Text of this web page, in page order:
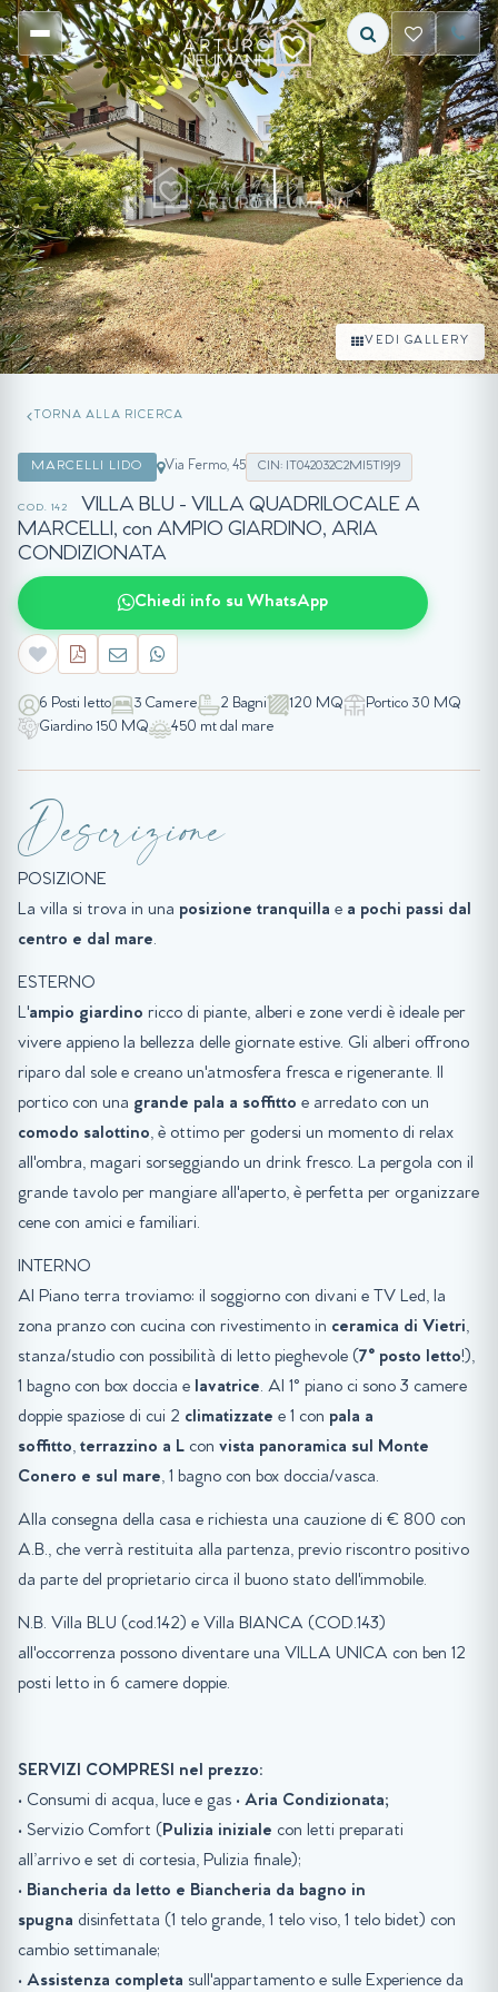
VEDI GALLERY
TORNA ALLA RICERCA
MARCELLI LIDO Via Fermo, 45 CIN: IT042032C2MI5TI9J9
COD. 142
VILLA BLU - VILLA QUADRILOCALE A
MARCELLI, con AMPIO GIARDINO, ARIA
CONDIZIONATA
Chiedi info su WhatsApp
6 Posti letto 3 Camere 2 Bagni 120 MQ
Portico 30 MQ
Giardino 150 MQ
450 mt dal mare
Descrizione
POSIZIONE
La villa si trova in una posizione tranquilla e a pochi passi dal
centro e dal mare.
ESTERNO
L'ampio giardino ricco di piante, alberi e zone verdi è ideale per
vivere appieno la bellezza delle giornate estive. Gli alberi offrono
riparo dal sole e creano un'atmosfera fresca e rigenerante. Il
portico con una grande pala a soffitto e arredato con un
comodo salottino, è ottimo per godersi un momento di relax
all'ombra, magari sorseggiando un drink fresco. La pergola con il
grande tavolo per mangiare all'aperto, è perfetta per organizzare
cene con amici e familiari.
INTERNO
Al Piano terra troviamo: il soggiorno con divani e TV Led, la
zona pranzo con cucina con rivestimento in ceramica di Vietri,
stanza/studio con possibilità di letto pieghevole (7° posto letto!),
1 bagno con box doccia e lavatrice. Al 1° piano ci sono 3 camere
doppie spaziose di cui 2 climatizzate e 1 con pala a
soffitto, terrazzino a L con vista panoramica sul Monte
Conero e sul mare, 1 bagno con box doccia/vasca.
Alla consegna della casa e richiesta una cauzione di € 800 con
A.B., che verrà restituita alla partenza, previo riscontro positivo
da parte del proprietario circa il buono stato dell'immobile.
N.B. Villa BLU (cod.142) e Villa BIANCA (COD.143)
all'occorrenza possono diventare una VILLA UNICA con ben 12
posti letto in 6 camere doppie.
SERVIZI COMPRESI nel prezzo:
• Consumi di acqua, luce e gas • Aria Condizionata;
• Servizio Comfort (Pulizia iniziale con letti preparati
all’arrivo e set di cortesia, Pulizia finale);
• Biancheria da letto e Biancheria da bagno in
spugna disinfettata (1 telo grande, 1 telo viso, 1 telo bidet) con
cambio settimanale;
• Assistenza completa sull'appartamento e sulle Experience da